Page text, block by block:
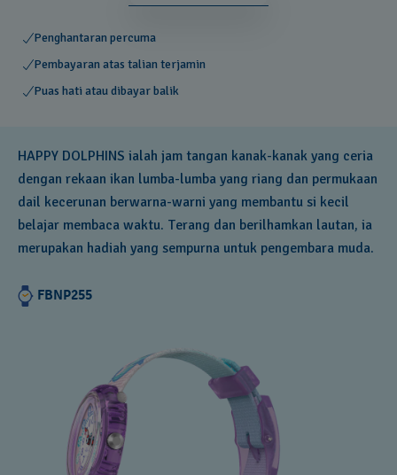
Penghantaran percuma
Pembayaran atas talian terjamin
Puas hati atau dibayar balik
HAPPY DOLPHINS ialah jam tangan kanak-kanak yang ceria
dengan rekaan ikan lumba-lumba yang riang dan permukaan
dail kecerunan berwarna-warni yang membantu si kecil
belajar membaca waktu. Terang dan berilhamkan lautan, ia
merupakan hadiah yang sempurna untuk pengembara muda.
FBNP255